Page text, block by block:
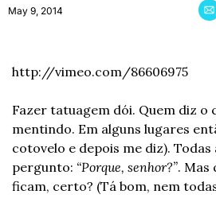
May 9, 2014
http://vimeo.com/86606975
Fazer tatuagem dói. Quem diz
mentindo. Em alguns lugares
cotovelo e depois me diz). Todas
pergunto: “Porque, senhor?”. Mas
ficam, certo? (Tá bom, nem